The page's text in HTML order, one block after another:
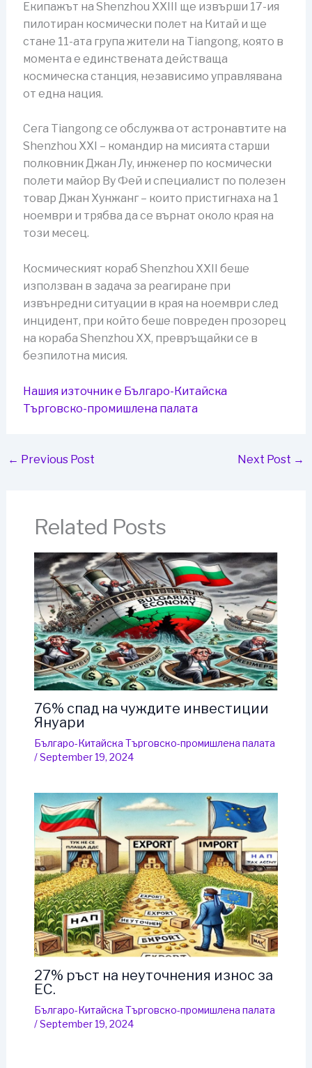
Екипажът на Shenzhou XXIII ще извърши 17-ия
пилотиран космически полет на Китай и ще
стане 11-ата група жители на Tiangong, която в
момента е единствената действаща
космическа станция, независимо управлявана
от една нация.
Сега Tiangong се обслужва от астронавтите на
Shenzhou XXI – командир на мисията старши
полковник Джан Лу, инженер по космически
полети майор Ву Фей и специалист по полезен
товар Джан Хунжанг – които пристигнаха на 1
ноември и трябва да се върнат около края на
този месец.
Космическият кораб Shenzhou XXII беше
използван в задача за реагиране при
извънредни ситуации в края на ноември след
инцидент, при който беше повреден прозорец
на кораба Shenzhou XX, превръщайки се в
безпилотна мисия.
Нашия източник е Българо-Китайска
Търговско-промишлена палaта
← Previous Post Next Post →
Related Posts
76% спад на чуждите инвестиции
Януари
Българо-Китайска Търговско-промишлена палaта
/September 19, 2024
27% ръст на неуточнения износ за
ЕС.
Българо-Китайска Търговско-промишлена палaта
/September 19, 2024